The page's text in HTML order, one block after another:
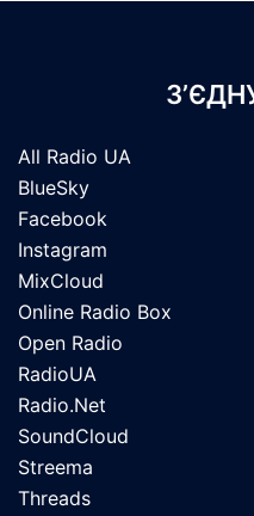
All Radio UA
BlueSky
Facebook
Instagram
MixCloud
Online Radio Box
Open Radio
RadioUA
Radio.Net
SoundCloud
Streema
Threads